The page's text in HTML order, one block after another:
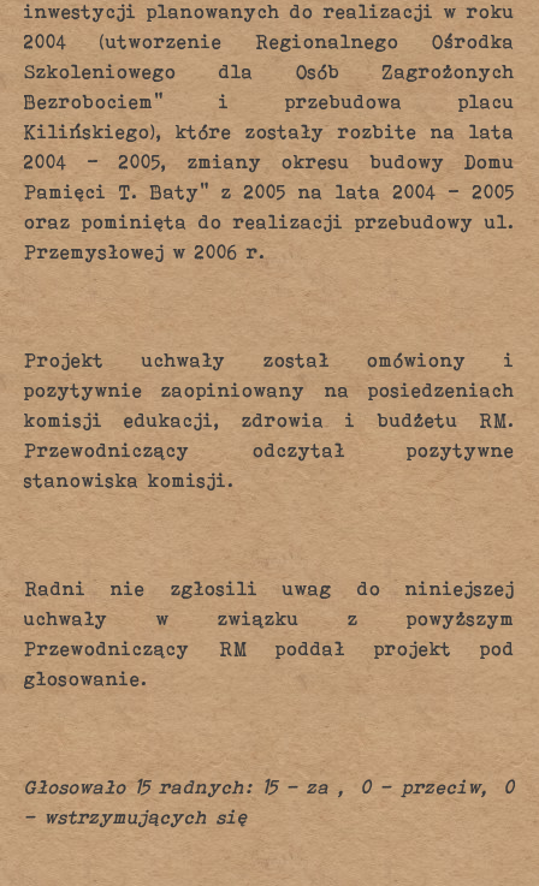
inwestycji planowanych do realizacji w roku
2004 (utworzenie Regionalnego Ośrodka
Szkoleniowego dla Osób Zagrożonych
Bezrobociem” i przebudowa placu
Kilińskiego), które zostały rozbite na lata
2004 – 2005, zmiany okresu budowy Domu
Pamięci T. Baty” z 2005 na lata 2004 – 2005
oraz pominięta do realizacji przebudowy ul.
Przemysłowej w 2006 r.
Projekt uchwały został omówiony i
pozytywnie zaopiniowany na posiedzeniach
komisji edukacji, zdrowia i budżetu RM.
Przewodniczący odczytał pozytywne
stanowiska komisji.
Radni nie zgłosili uwag do niniejszej
uchwały w związku z powyższym
Przewodniczący RM poddał projekt pod
głosowanie.
Głosowało 15 radnych: 15 – za , 0 – przeciw, 0
– wstrzymujących się